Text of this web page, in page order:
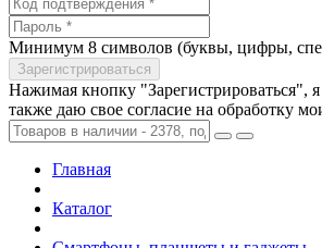
Минимум 8 символов (буквы, цифры,
Нажимая кнопку "Зарегистрироваться",
также даю свое согласие на обработку
Главная
Каталог